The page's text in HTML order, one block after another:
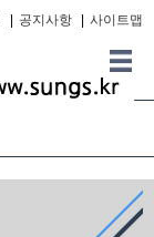
공지사항 사이트맵